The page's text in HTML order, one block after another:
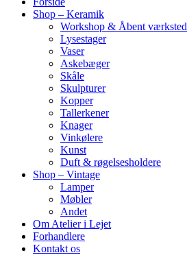
Shop – Keramik
Workshop & Åbent værksted
Lysestager
Vaser
Askebæger
Skåle
Skulpturer
Kopper
Tallerkener
Knager
Vinkølere
Kunst
Duft & røgelsesholdere
Shop – Vintage
Lamper
Møbler
Andet
Om Atelier i Lejet
Forhandlere
Kontakt os